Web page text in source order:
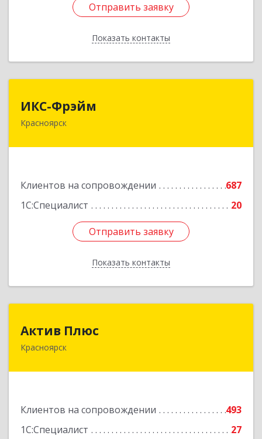
Отправить заявку
Показать контакты
Отправить заявку
Назад
ИКС-Фрэйм
Красноярск
Клиентов на сопровождении
687
1С:Специалист
20
Отправить заявку
Показать контакты
660077, Красноярский край, Красноярск г,
Отправить заявку
Назад
Актив Плюс
Красноярск
Клиентов на сопровождении
493
1С:Специалист
27
660017, Красноярский край, Красноярск г,